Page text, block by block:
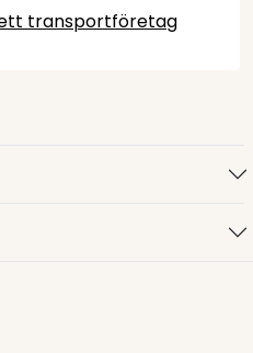
transportföretag